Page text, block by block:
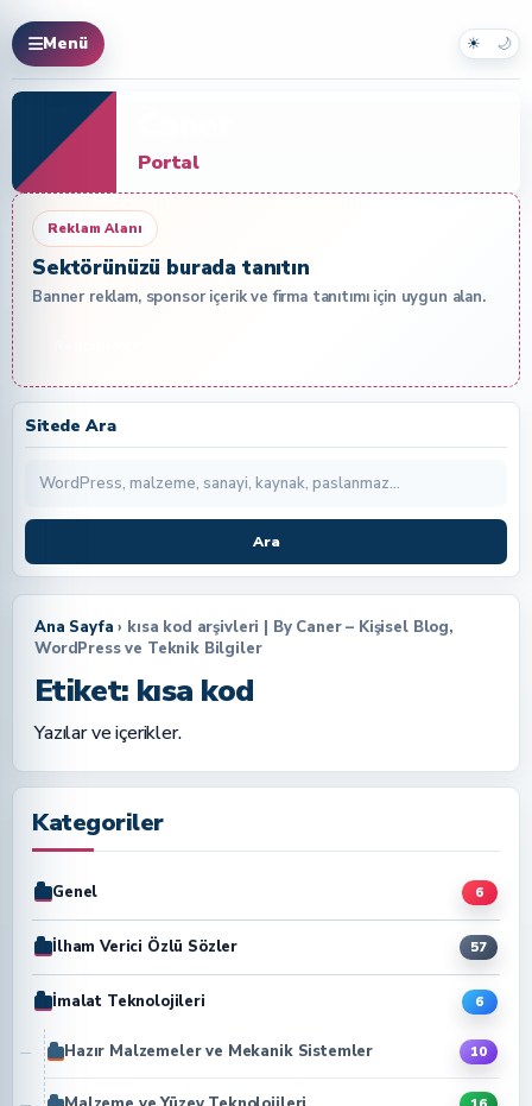
Menü ☀ 🌙
Portal
Reklam Alanı
Sektörünüzü burada tanıtın
Banner reklam, sponsor içerik ve firma tanıtımı için uygun alan.
Sitede Ara
Ara
Ana Sayfa › kısa kod arşivleri | By Caner – Kişisel Blog,
WordPress ve Teknik Bilgiler
Etiket: kısa kod
Yazılar ve içerikler.
Kategoriler
Genel 6
İlham Verici Özlü Sözler 57
İmalat Teknolojileri 6
Hazır Malzemeler ve Mekanik Sistemler 10